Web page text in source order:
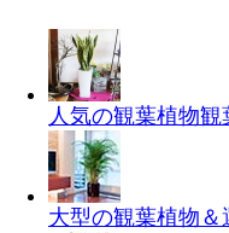
人気の観葉植物観
大型の観葉植物＆